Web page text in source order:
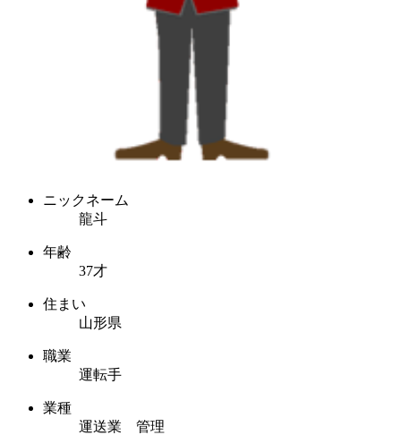
ニックネーム
龍斗
年齢
37才
住まい
山形県
職業
運転手
業種
運送業 管理